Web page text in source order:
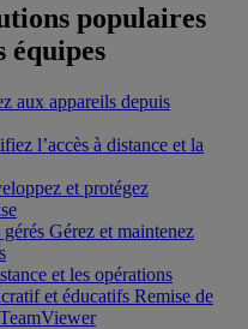
populaires
équipes
aux appareils depuis
l’accès à distance et la
et protégez
Gérez et maintenez
et les opérations
et éducatifs Remise de